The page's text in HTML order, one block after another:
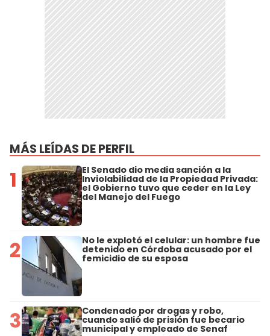
MÁS LEÍDAS DE PERFIL
1 El Senado dio media sanción a la
Inviolabilidad de la Propiedad Privada:
el Gobierno tuvo que ceder en la Ley
del Manejo del Fuego
2 No le explotó el celular: un hombre fue
detenido en Córdoba acusado por el
femicidio de su esposa
3 Condenado por drogas y robo,
cuando salió de prisión fue becario
municipal y empleado de Senaf